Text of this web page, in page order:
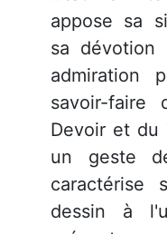
appose sa
sa
admiration
savoir-faire
Devoir et du
un geste
dessin à